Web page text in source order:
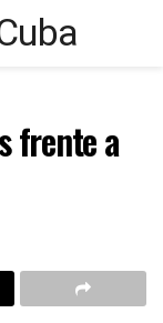
frente a